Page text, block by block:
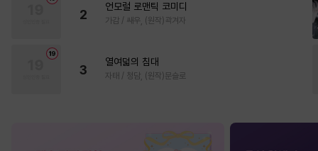
2
언모럴 로맨틱 코미디
가감 / 쌔우, (원작)곽겨자
3
열여덟의 침대
자태 / 청담, (원작)문슬로